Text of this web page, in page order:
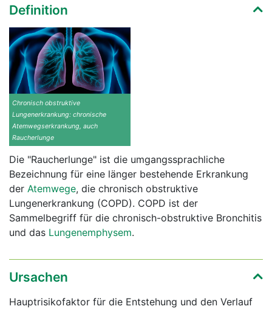
Rubriken
Definition
Chronisch obstruktive
Lungenerkrankung: chronische
Atemwegserkrankung, auch
Raucherlunge
Die "Raucherlunge" ist die umgangssprachliche
Bezeichnung für eine länger bestehende Erkrankung
der Atemwege, die chronisch obstruktive
Lungenerkrankung (COPD). COPD ist der
Sammelbegriff für die chronisch-obstruktive Bronchitis
und das Lungenemphysem.
Ursachen
Hauptrisikofaktor für die Entstehung und den Verlauf